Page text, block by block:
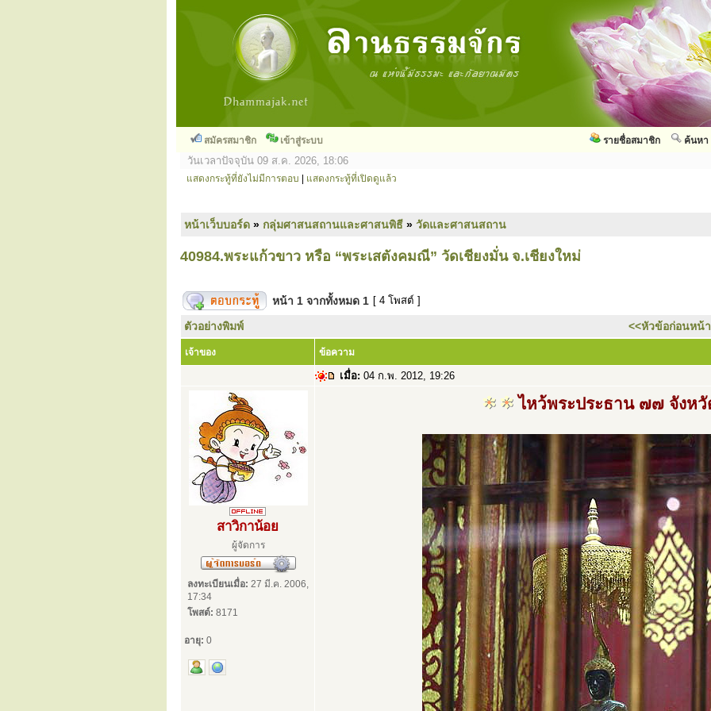
สมัครสมาชิก เข้าสู่ระบบ ค้นหา
รายชื่อสมาชิก
วันเวลาปัจจุบัน 09 ส.ค. 2026, 18:06
แสดงกระทู้ที่ยังไม่มีการตอบ แสดงกระทู้ที่เปิดดูแล้ว
หน้าเว็บบอร์ด » กลุ่มศาสนสถานและศาสนพิธี » วัดและศาสนสถาน
40984.พระแก้วขาว หรือ “พระเสตังคมณี” วัดเชียงมั่น จ.เชียงใหม่
หน้า 1 จากทั้งหมด 1 [ 4 โพสต์ ]
ตัวอย่างพิมพ์ <<หัวข้อก่อนหน้า
เจ้าของ ข้อความ
เมื่อ: 04 ก.พ. 2012, 19:26
สาวิกาน้อย
ผู้จัดการ
ลงทะเบียนเมื่อ: 27 มี.ค. 2006,
17:34
โพสต์: 8171
อายุ: 0
ไหว้พระประธาน ๗๗ จังหวั